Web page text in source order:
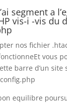
segment a
vis-i -vis du
nos fichier
vous
barre d’un site
equilibre